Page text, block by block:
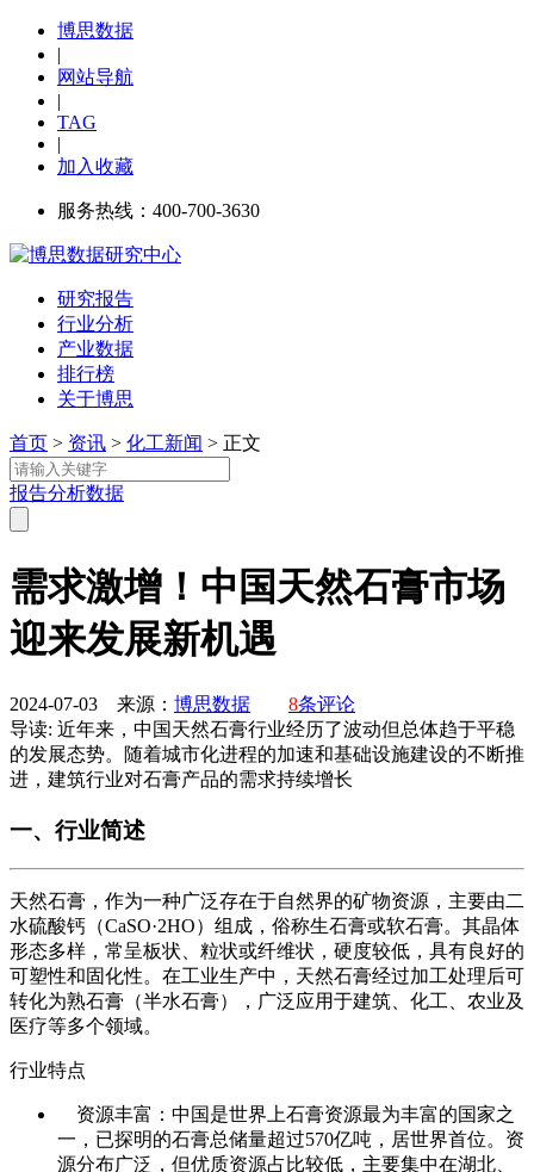
博思数据
|
网站导航
|
TAG
|
加入收藏
服务热线：400-700-3630
研究报告
行业分析
产业数据
排行榜
关于博思
首页 > 资讯 > 化工新闻 > 正文
报告分析数据
需求激增！中国天然石膏市场
迎来发展新机遇
2024-07-03 来源： 博思数据 8条评论
导读: 近年来，中国天然石膏行业经历了波动但总体趋于平稳
的发展态势。随着城市化进程的加速和基础设施建设的不断推
进，建筑行业对石膏产品的需求持续增长
一、行业简述
天然石膏，作为一种广泛存在于自然界的矿物资源，主要由二
水硫酸钙（CaSO·2HO）组成，俗称生石膏或软石膏。其晶体
形态多样，常呈板状、粒状或纤维状，硬度较低，具有良好的
可塑性和固化性。在工业生产中，天然石膏经过加工处理后可
转化为熟石膏（半水石膏），广泛应用于建筑、化工、农业及
医疗等多个领域。
行业特点
资源丰富：中国是世界上石膏资源最为丰富的国家之
一，已探明的石膏总储量超过570亿吨，居世界首位。资
源分布广泛，但优质资源占比较低，主要集中在湖北、